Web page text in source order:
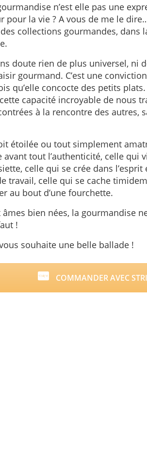
n’est elle pas une
pour la vie ? A vous de me le
collections gourmandes, dans
doute rien de plus universel, ni
gourmand. C’est une
qu’elle concocte des petits
capacité incroyable de nous
à la rencontre des autres,
étoilée ou tout simplement
avant tout l’authenticité, celle
celle qui se crée dans
travail, celle qui se cache
au bout d’une fourchette.
âmes bien nées, la gourmandise
!
souhaite une belle ballade !
COMMANDER AVEC